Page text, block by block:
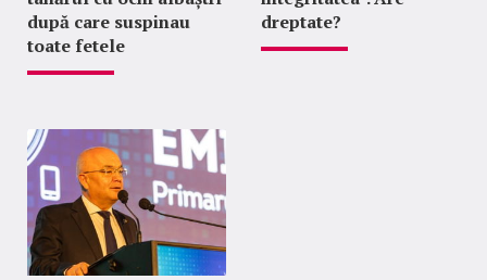
după care suspinau
toate fetele
dreptate?